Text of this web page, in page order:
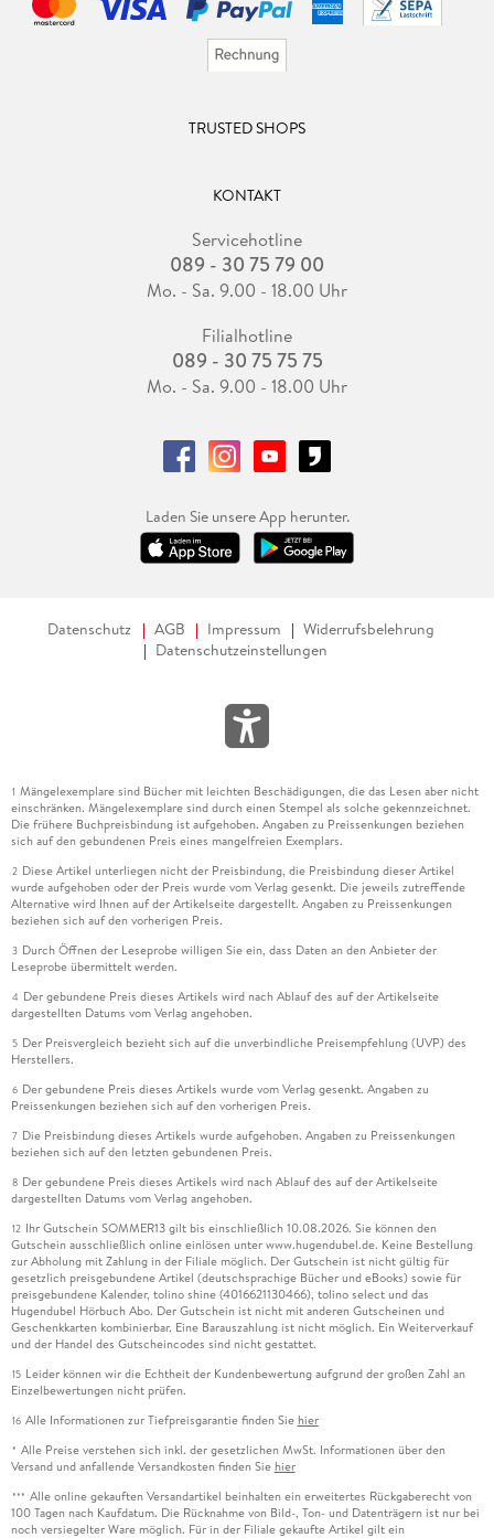
TRUSTED SHOPS
KONTAKT
Servicehotline
089 - 30 75 79 00
Mo. - Sa. 9.00 - 18.00 Uhr
Filialhotline
089 - 30 75 75 75
Mo. - Sa. 9.00 - 18.00 Uhr
Laden Sie unsere App herunter.
Datenschutz AGB Impressum
Widerrufsbelehrung
Datenschutzeinstellungen
1 Mängelexemplare sind Bücher mit leichten Beschädigungen, die das Lesen aber nicht
einschränken. Mängelexemplare sind durch einen Stempel als solche gekennzeichnet.
Die frühere Buchpreisbindung ist aufgehoben. Angaben zu Preissenkungen beziehen
sich auf den gebundenen Preis eines mangelfreien Exemplars.
2 Diese Artikel unterliegen nicht der Preisbindung, die Preisbindung dieser Artikel
wurde aufgehoben oder der Preis wurde vom Verlag gesenkt. Die jeweils zutreffende
Alternative wird Ihnen auf der Artikelseite dargestellt. Angaben zu Preissenkungen
beziehen sich auf den vorherigen Preis.
3 Durch Öffnen der Leseprobe willigen Sie ein, dass Daten an den Anbieter der
Leseprobe übermittelt werden.
4 Der gebundene Preis dieses Artikels wird nach Ablauf des auf der Artikelseite
dargestellten Datums vom Verlag angehoben.
5 Der Preisvergleich bezieht sich auf die unverbindliche Preisempfehlung (UVP) des
Herstellers.
6 Der gebundene Preis dieses Artikels wurde vom Verlag gesenkt. Angaben zu
Preissenkungen beziehen sich auf den vorherigen Preis.
7 Die Preisbindung dieses Artikels wurde aufgehoben. Angaben zu Preissenkungen
beziehen sich auf den letzten gebundenen Preis.
8 Der gebundene Preis dieses Artikels wird nach Ablauf des auf der Artikelseite
dargestellten Datums vom Verlag angehoben.
12 Ihr Gutschein SOMMER13 gilt bis einschließlich 10.08.2026. Sie können den
Gutschein ausschließlich online einlösen unter www.hugendubel.de. Keine Bestellung
zur Abholung mit Zahlung in der Filiale möglich. Der Gutschein ist nicht gültig für
gesetzlich preisgebundene Artikel (deutschsprachige Bücher und eBooks) sowie für
preisgebundene Kalender, tolino shine (4016621130466), tolino select und das
Hugendubel Hörbuch Abo. Der Gutschein ist nicht mit anderen Gutscheinen und
Geschenkkarten kombinierbar. Eine Barauszahlung ist nicht möglich. Ein Weiterverkauf
und der Handel des Gutscheincodes sind nicht gestattet.
15 Leider können wir die Echtheit der Kundenbewertung aufgrund der großen Zahl an
Einzelbewertungen nicht prüfen.
16 Alle Informationen zur Tiefpreisgarantie finden Sie hier
* Alle Preise verstehen sich inkl. der gesetzlichen MwSt. Informationen über den
Versand und anfallende Versandkosten finden Sie hier
*** Alle online gekauften Versandartikel beinhalten ein erweitertes Rückgaberecht von
100 Tagen nach Kaufdatum. Die Rücknahme von Bild-, Ton- und Datenträgern ist nur bei
noch versiegelter Ware möglich. Für in der Filiale gekaufte Artikel gilt ein